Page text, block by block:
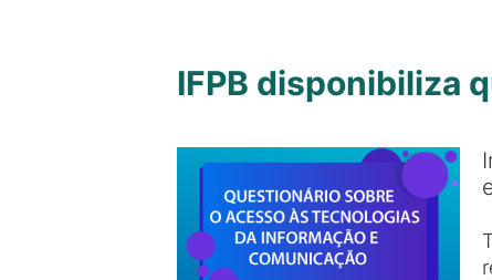
IFPB disponibiliza